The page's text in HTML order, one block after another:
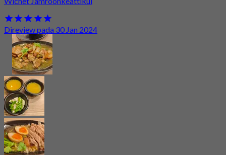
Direview pada 30 Jan 2024